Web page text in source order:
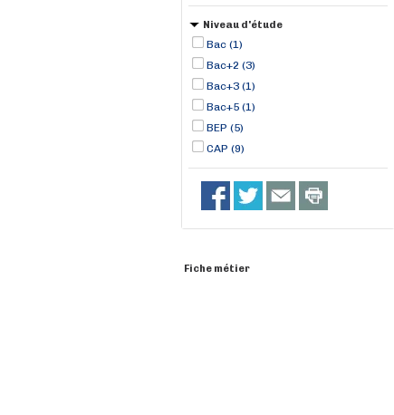
Niveau d'étude
Bac (1)
Bac+2 (3)
Bac+3 (1)
Bac+5 (1)
BEP (5)
CAP (9)
Fiche métier